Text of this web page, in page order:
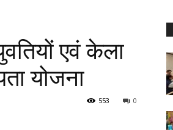
ऋण सहायता...
एवं केला
योजना
0
553